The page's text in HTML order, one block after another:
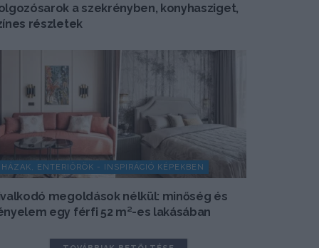
a szekrényben, konyhasziget,
részletek
HÁZAK, ENTERIŐRÖK - INSPIRÁCIÓ KÉPEKBEN
megoldások nélkül: minőség és
egy férfi 52 m²-es lakásában